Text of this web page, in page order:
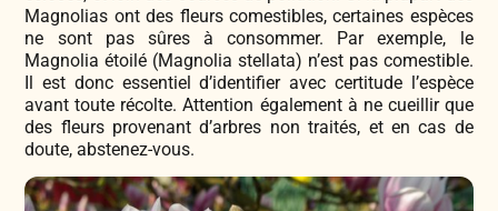
Magnolias ont des fleurs comestibles, certaines espèces
ne sont pas sûres à consommer. Par exemple, le
Magnolia étoilé (Magnolia stellata) n’est pas comestible.
Il est donc essentiel d’identifier avec certitude l’espèce
avant toute récolte. Attention également à ne cueillir que
des fleurs provenant d’arbres non traités, et en cas de
doute, abstenez-vous.